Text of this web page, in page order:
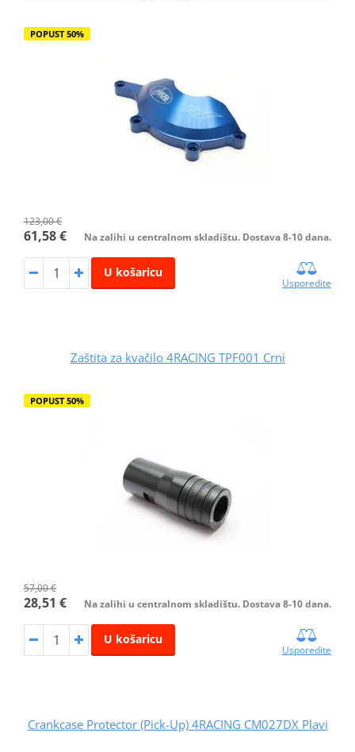
POPUST 50%
123,00 €
61,58 € Na zalihi u centralnom skladištu. Dostava 8-10 dana.
U košaricu
Usporedite
Zaštita za kvačilo 4RACING TPF001 Crni
POPUST 50%
57,00 €
28,51 € Na zalihi u centralnom skladištu. Dostava 8-10 dana.
U košaricu
Usporedite
Crankcase Protector (Pick-Up) 4RACING CM027DX Plavi